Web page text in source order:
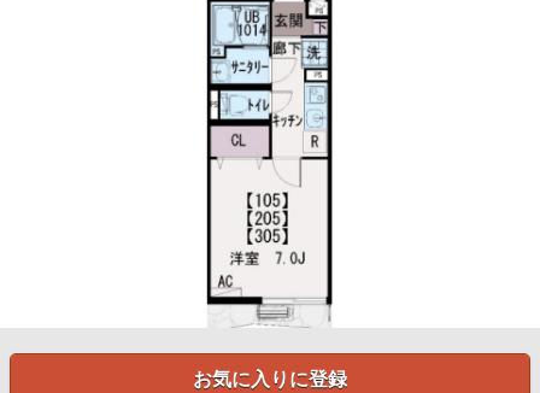
お気に入りに登録